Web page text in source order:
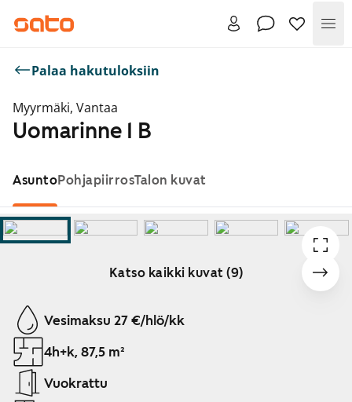
Palaa hakutuloksiin
Myyrmäki, Vantaa
Uomarinne 1 B
AsuntoPohjapiirrosTalon kuvat
Katso kaikki kuvat (9)
Näytetään dia 1 / 9
Vesimaksu 27 €/hlö/kk
4h+k, 87,5 m²
Vuokrattu